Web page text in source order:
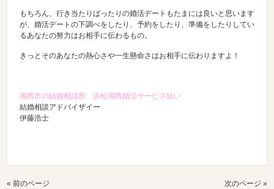
もちろん、行き当たりばったりの婚活デートもたまには良いと思います
が、婚活デートの下調べをしたり、予約をしたり、準備をしたりしてい
るあなたの努力はお相手に伝わるもの。
きっとそのあなたの熱心さや一生懸命さはお相手に伝わりますよ！
湖西市の結婚相談所 浜松湖西婚活サービス結い
結婚相談アドバイザイー
伊藤浩士
« 前のページ 次のページ »